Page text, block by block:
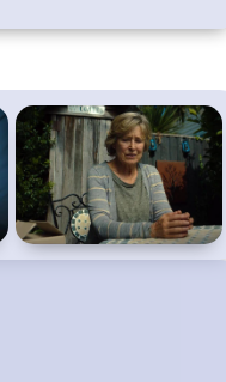
Про гангстеров
Про корабли и подводные
лодки
Про мафию
Про путешествияво
времени